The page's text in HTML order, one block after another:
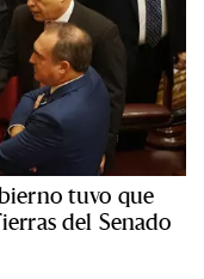
tuvo que
del Senado